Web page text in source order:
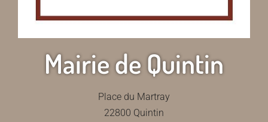
Mairie de Quintin
Place du Martray
22800 Quintin